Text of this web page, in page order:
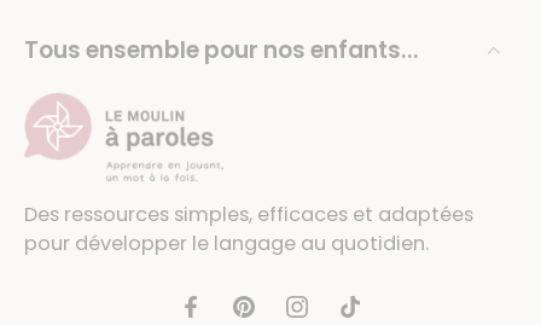
Tous ensemble pour nos enfants...
Des ressources simples, efficaces et adaptées
pour développer le langage au quotidien.